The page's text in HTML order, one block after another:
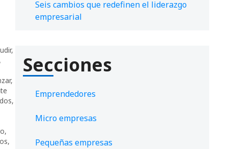
,
,
,
,
,
,
Seis cambios que redefinen el liderazgo
empresarial
Secciones
Emprendedores
Micro empresas
Pequeñas empresas